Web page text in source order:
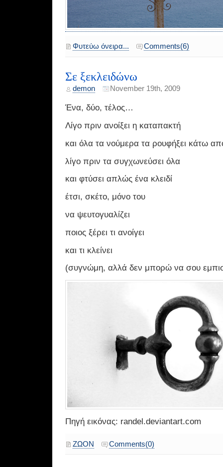
Φυτεύω όνειρα... Comments(6)
Σε ξεκλειδώνω
demon November 19th, 2009
Ένα, δύο, τέλος…
Λίγο πριν ανοίξει η καταπακτή
και όλα τα νούμερα τα ρουφήξει κάτω
λίγο πριν τα συγχωνεύσει όλα
και φτύσει απλώς ένα κλειδί
έτσι, σκέτο, μόνο του
να ψευτογυαλίζει
ποιος ξέρει τι ανοίγει
και τι κλείνει
(συγνώμη, αλλά δεν μπορώ να σου
Πηγή εικόνας: randel.deviantart.com
ΖΩΟΝ Comments(0)